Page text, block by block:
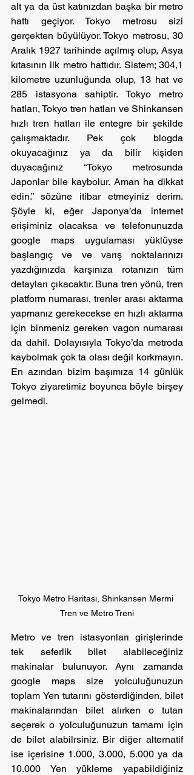
alt ya da üst katınızdan başka bir metro
hattı geçiyor. Tokyo metrosu sizi
gerçekten büyülüyor. Tokyo metrosu, 30
Aralık 1927 tarihinde açılmış olup, Asya
kıtasının ilk metro hattıdır. Sistem; 304,1
kilometre uzunluğunda olup, 13 hat ve
285 istasyona sahiptir. Tokyo metro
hatları, Tokyo tren hatları ve Shinkansen
hızlı tren hatları ile entegre bir şekilde
çalışmaktadır. Pek çok blogda
okuyacağınız ya da bilir kişiden
duyacağınız “Tokyo metrosunda
Japonlar bile kaybolur. Aman ha dikkat
edin.” sözüne itibar etmeyiniz derim.
Şöyle ki, eğer Japonya’da internet
erişiminiz olacaksa ve telefonunuzda
google maps uygulaması yüklüyse
başlangıç ve ve varış noktalarınızı
yazdığınızda karşınıza rotanızın tüm
detayları çıkacaktır. Buna tren yönü, tren
platform numarası, trenler arası aktarma
yapmanız gerekecekse en hızlı aktarma
için binmeniz gereken vagon numarası
da dahil. Dolayısıyla Tokyo’da metroda
kaybolmak çok ta olası değil korkmayın.
En azından bizim başımıza 14 günlük
Tokyo ziyaretimiz boyunca böyle birşey
gelmedi.
Tokyo Metro Haritası, Shinkansen Mermi
Tren ve Metro Treni
Metro ve tren istasyonları girişlerinde
tek seferlik bilet alabileceğiniz
makinalar bulunuyor. Aynı zamanda
google maps size yolculuğunuzun
toplam Yen tutarını gösterdiğinden, bilet
makinalarından bilet alırken o tutarı
seçerek o yolculuğunuzun tamamı için
de bilet alabilrsiniz. Bir diğer alternatif
ise içerisine 1.000, 3.000, 5.000 ya da
10.000 Yen yükleme yapabildiğiniz